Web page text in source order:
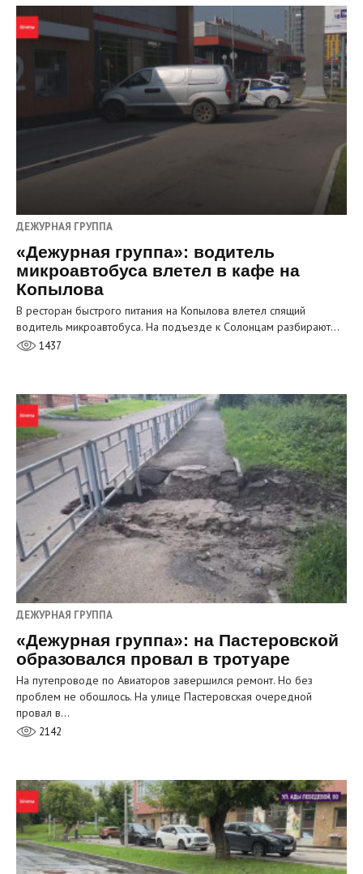
ДЕЖУРНАЯ ГРУППА
«Дежурная группа»: водитель
микроавтобуса влетел в кафе на
Копылова
В ресторан быстрого питания на Копылова влетел спящий
водитель микроавтобуса. На подъезде к Солонцам разбирают…
1437
ДЕЖУРНАЯ ГРУППА
«Дежурная группа»: на Пастеровской
образовался провал в тротуаре
На путепроводе по Авиаторов завершился ремонт. Но без
проблем не обошлось. На улице Пастеровская очередной
провал в…
2142